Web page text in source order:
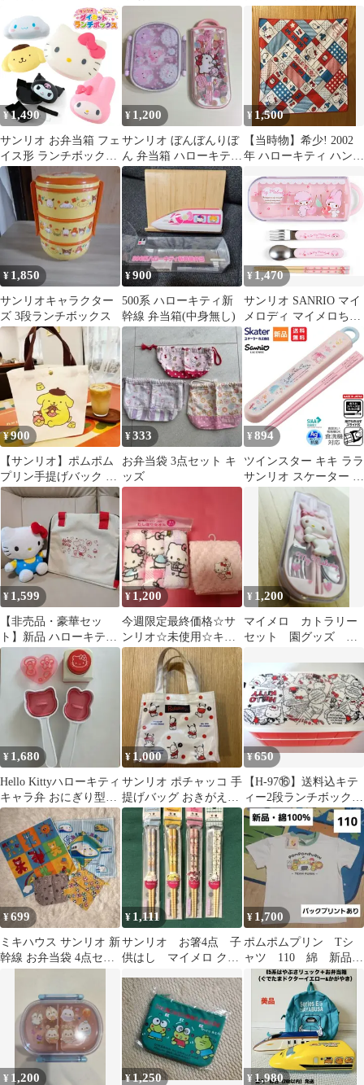
ークルドリーミー サン
リオ
キャラ こども 男の子
女の子 お弁当箱 大き
めサイズ 450ml サンリ
オ FancySnacksSweets
RBF3AN
¥1,490
サンリオ お弁当箱 フェ
イス形 ランチボックス
ダイカット 電子レンジ
対応 キャラクター キテ
ィ マイメロ シナモ ク
ロミ プリン グッズ 子
供 キッズ ダイカットラ
ンチボックス
¥ 1,200
サンリオ ぼんぼんりぼ
ん 弁当箱 ハローキティ
カトラリーセット
¥ 1,500
【当時物】希少! 2002
年 ハローキティ ハンカ
ダナ 平成
¥ 1,850
サンリオキャラクター
ズ 3段ランチボックス
¥900
500系 ハローキティ新
幹線 弁当箱(中身無し)
¥1,470
サンリオ SANRIO マイ
メロディ マイメロちゃ
ん ランチトリオセット
箸 スプーン フォーク
¥900
【サンリオ】ポムポム
プリン手提げバック お
弁当袋
¥333
お弁当袋 3点セット キ
ッズ
¥ 894
ツインスター キキ ララ
サンリオ スケーター 子
供用 抗菌 スライド 箸
箱セット 女の子 日本製
ABS2AMAG 送料無料
お箸 16.5センチ
¥ 1,599
​【非売品・豪華セッ
ト】新品 ハローキティ
保冷ランチバッグ ＆ ぬ
いぐるみ
¥ 1,200
今週限定最終価格☆サ
ンリオ☆未使用☆キテ
ィーおしぼりタオル3枚
組＆タオルハンカチ
¥ 1,200
マイメロ カトラリー
セット 園グッズ ラ
¥ 1,680
Hello Kittyハローキティ
キャラ弁 おにぎり型デ
コレーションセット
¥ 1,000
サンリオ ポチャッコ 手
提げバッグ おきがえデ
ザイン トートバッ
ク お弁当
¥650
【H-97⑯】送料込キテ
ィー2段ランチボック
ス・可愛いお弁当箱 ・
¥699
ミキハウス サンリオ 新
幹線 お弁当袋 4点セッ
¥ 1,111
サンリオ お箸4点 子
供はし マイメロ クロ
コ お弁当給食
¥ 1,700
ポムポムプリン Tシ
ャツ 110 綿 新品
サンリオ お弁当 キ
¥ 1,200 ¥1,250 ¥1,980